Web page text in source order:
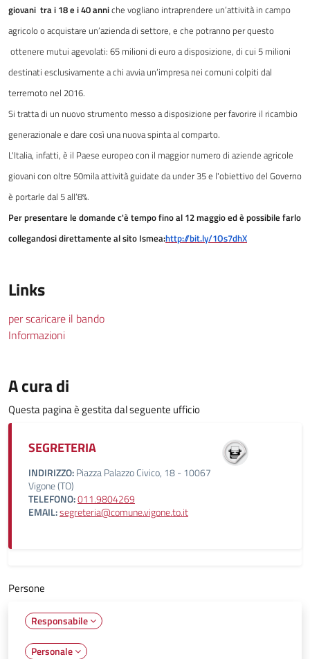
giovani tra i 18 e i 40 anniche vogliano intraprendere un’attività in campo
agricolo o acquistare un’azienda di settore, e che potranno per questo
ottenere mutui agevolati: 65 milioni di euro a disposizione, di cui 5 milioni
destinati esclusivamente a chi avvia un’impresa nei comuni colpiti dal
terremoto nel 2016.
Si tratta di un nuovo strumento messo a disposizione per favorire il ricambio
generazionale e dare così una nuova spinta al comparto.
L'Italia, infatti, è il Paese europeo con il maggior numero di aziende agricole
giovani con oltre 50mila attività guidate da under 35 e l'obiettivo del Governo
è portarle dal 5 all’8%.
Per presentare le domande c'è tempo fino al 12 maggio ed è possibile farlo
collegandosi direttamente al sito Ismea:http://bit.ly/1Os7dhX
Links
per scaricare il bando
Informazioni
A cura di
Questa pagina è gestita dal seguente ufficio
SEGRETERIA
INDIRIZZO:Piazza Palazzo Civico, 18 - 10067
Vigone (TO)
TELEFONO:011.9804269
EMAIL:segreteria@comune.vigone.to.it
Persone
Responsabile
Personale